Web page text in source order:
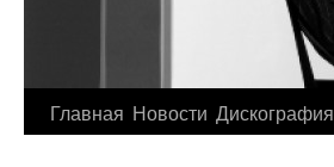
Главная Новости Дискография